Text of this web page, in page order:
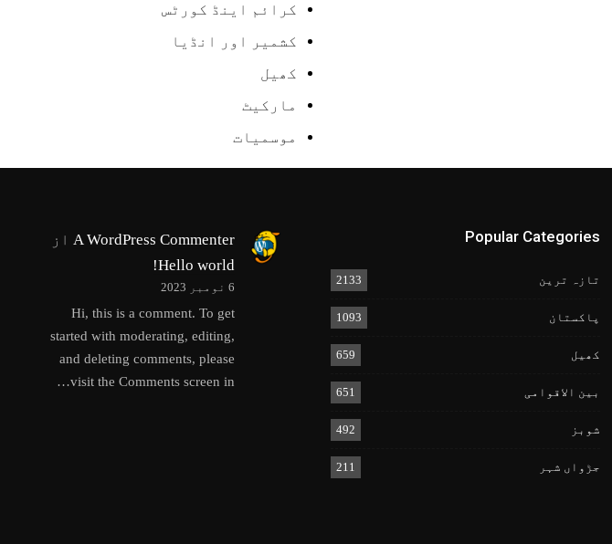
کرائم اینڈ کورٹس
کشمیر اور انڈیا
کھیل
مارکیٹ
موسمیات
Popular Categories
تازہ ترین 2133
پاکستان 1093
کھیل 659
بین الاقوامی 651
شوبز 492
جڑواں شہر 211
A WordPress Commenter از
Hello world!
6 نومبر 2023
Hi, this is a comment. To get
started with moderating, editing,
and deleting comments, please
visit the Comments screen in…